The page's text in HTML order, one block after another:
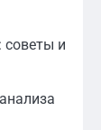
советы и